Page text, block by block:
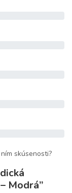
skúsenosti?
Modrá”